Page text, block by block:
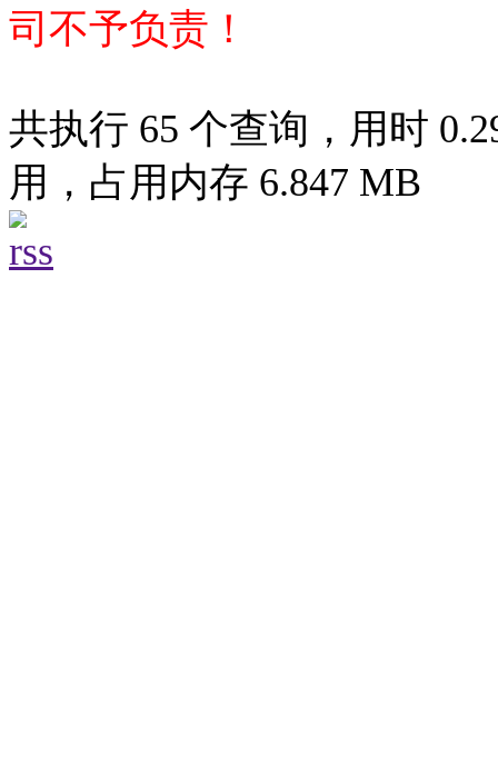
司不予负责！
共执行 65 个查询，用时
用，占用内存 6.847 MB